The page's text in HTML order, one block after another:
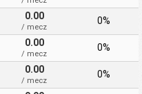
0.00
/ mecz
0%
0.00
/ mecz
0%
0.00
/ mecz
0%